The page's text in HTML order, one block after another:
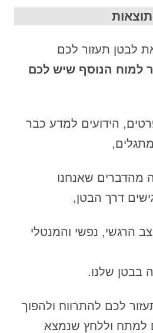
תוצאות
לבטן תעזור לכם
למוח הנוסף שיש לכם
הידועים למדע כבר
מהדברים שאנחנו
דרך הבטן,
הרגשי, נפשי והמנטלי
בבטן שלנו.
לכם להתרווח ולהפוך
למתח וללחץ שנמצא